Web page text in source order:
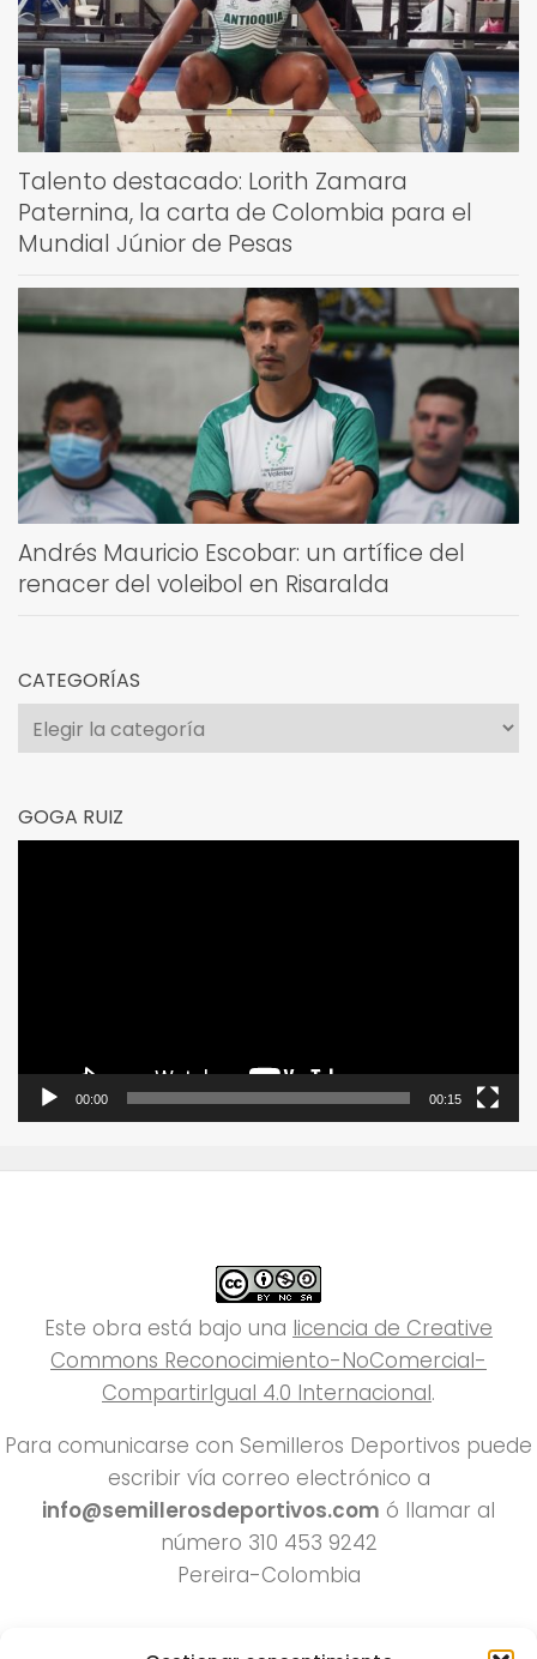
Talento destacado: Lorith Zamara
Paternina, la carta de Colombia para el
Mundial Júnior de Pesas
Andrés Mauricio Escobar: un artífice del
renacer del voleibol en Risaralda
CATEGORÍAS
Categorías
GOGA RUIZ
00:00 00:15
Este obra está bajo una licencia de Creative
Commons Reconocimiento-NoComercial-
CompartirIgual 4.0 Internacional.
Para comunicarse con Semilleros Deportivos puede
escribir vía correo electrónico a
info@semillerosdeportivos.com ó llamar al
número 310 453 9242
Pereira-Colombia